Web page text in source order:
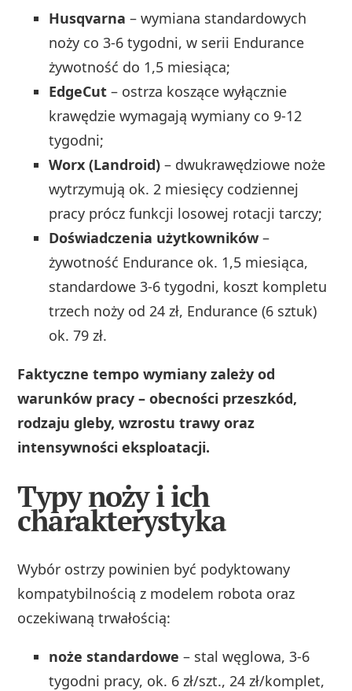
Husqvarna – wymiana standardowych
noży co 3-6 tygodni, w serii Endurance
żywotność do 1,5 miesiąca;
EdgeCut – ostrza koszące wyłącznie
krawędzie wymagają wymiany co 9-12
tygodni;
Worx (Landroid) – dwukrawędziowe noże
wytrzymują ok. 2 miesięcy codziennej
pracy prócz funkcji losowej rotacji tarczy;
Doświadczenia użytkowników –
żywotność Endurance ok. 1,5 miesiąca,
standardowe 3-6 tygodni, koszt kompletu
trzech noży od 24 zł, Endurance (6 sztuk)
ok. 79 zł.
Faktyczne tempo wymiany zależy od
warunków pracy – obecności przeszkód,
rodzaju gleby, wzrostu trawy oraz
intensywności eksploatacji.
Typy noży i ich
charakterystyka
Wybór ostrzy powinien być podyktowany
kompatybilnością z modelem robota oraz
oczekiwaną trwałością:
noże standardowe – stal węglowa, 3-6
tygodni pracy, ok. 6 zł/szt., 24 zł/komplet,